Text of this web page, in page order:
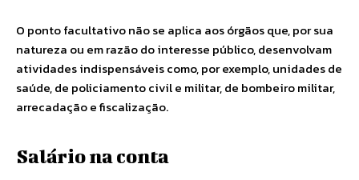
O ponto facultativo não se aplica aos órgãos que, por sua
natureza ou em razão do interesse público, desenvolvam
atividades indispensáveis como, por exemplo, unidades de
saúde, de policiamento civil e militar, de bombeiro militar,
arrecadação e fiscalização.
Salário na conta